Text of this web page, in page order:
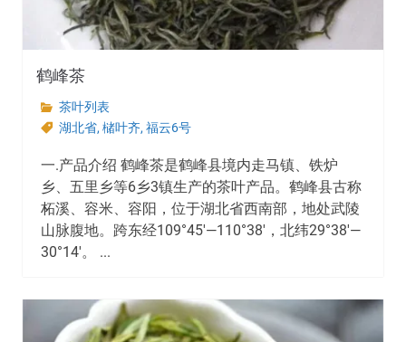
鹤峰茶
茶叶列表
湖北省, 槠叶齐, 福云6号
一.产品介绍 鹤峰茶是鹤峰县境内走马镇、铁炉
乡、五里乡等6乡3镇生产的茶叶产品。鹤峰县古称
柘溪、容米、容阳，位于湖北省西南部，地处武陵
山脉腹地。跨东经109°45′—110°38′，北纬29°38′—
30°14′。 ...